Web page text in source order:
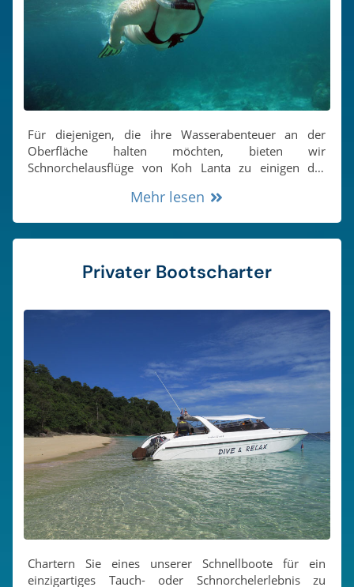
Für diejenigen, die ihre Wasserabenteuer an der
Oberfläche halten möchten, bieten wir
Schnorchelausflüge von Koh Lanta zu einigen der
Erkunden Sie die ausgedehnten und flachen
gleichen Korallenriffe, die normalerweise nur von
Tauchern gesehen werden.
Mehr lesen
Privater Bootscharter
Chartern Sie eines unserer Schnellboote für ein
einzigartiges Tauch- oder Schnorchelerlebnis zu